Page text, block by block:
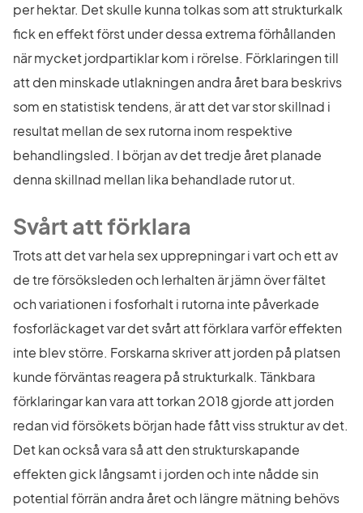
per hektar. Det skulle kunna tolkas som att strukturkalk
fick en effekt först under dessa extrema förhållanden
när mycket jordpartiklar kom i rörelse. Förklaringen till
att den minskade utlakningen andra året bara beskrivs
som en statistisk tendens, är att det var stor skillnad i
resultat mellan de sex rutorna inom respektive
behandlingsled. I början av det tredje året planade
denna skillnad mellan lika behandlade rutor ut.
Svårt att förklara
Trots att det var hela sex upprepningar i vart och ett av
de tre försöksleden och lerhalten är jämn över fältet
och variationen i fosforhalt i rutorna inte påverkade
fosforläckaget var det svårt att förklara varför effekten
inte blev större. Forskarna skriver att jorden på platsen
kunde förväntas reagera på strukturkalk. Tänkbara
förklaringar kan vara att torkan 2018 gjorde att jorden
redan vid försökets början hade fått viss struktur av det.
Det kan också vara så att den strukturskapande
effekten gick långsamt i jorden och inte nådde sin
potential förrän andra året och längre mätning behövs